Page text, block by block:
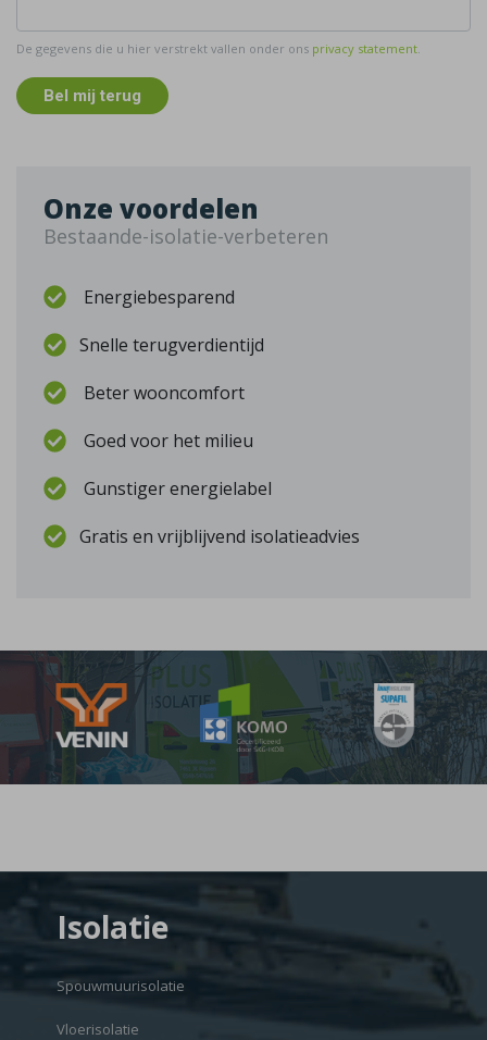
De gegevens die u hier verstrekt vallen onder ons privacy statement.
Bel mij terug
Onze voordelen
Bestaande-isolatie-verbeteren
Energiebesparend
Snelle terugverdientijd
Beter wooncomfort
Goed voor het milieu
Gunstiger energielabel
Gratis en vrijblijvend isolatieadvies
Isolatie
Spouwmuurisolatie
Vloerisolatie